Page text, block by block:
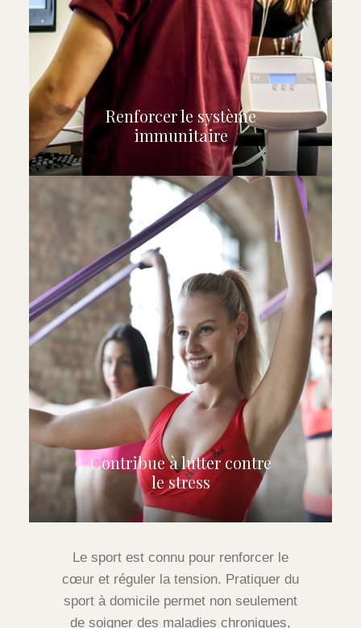
Renforcer le système
immunitaire
Contribue à lutter contre
le stress
Le sport est connu pour renforcer le
cœur et réguler la tension. Pratiquer du
sport à domicile permet non seulement
de soigner des maladies chroniques,